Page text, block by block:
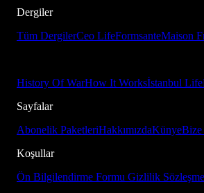
Dergiler
Tüm DergilerCeo LifeFormsanteMaison
History Of WarHow It Worksİstanbul Life
Sayfalar
Abonelik PaketleriHakkımızdaKünyeBize
Koşullar
Ön Bilgilendirme Formu Gizlilik